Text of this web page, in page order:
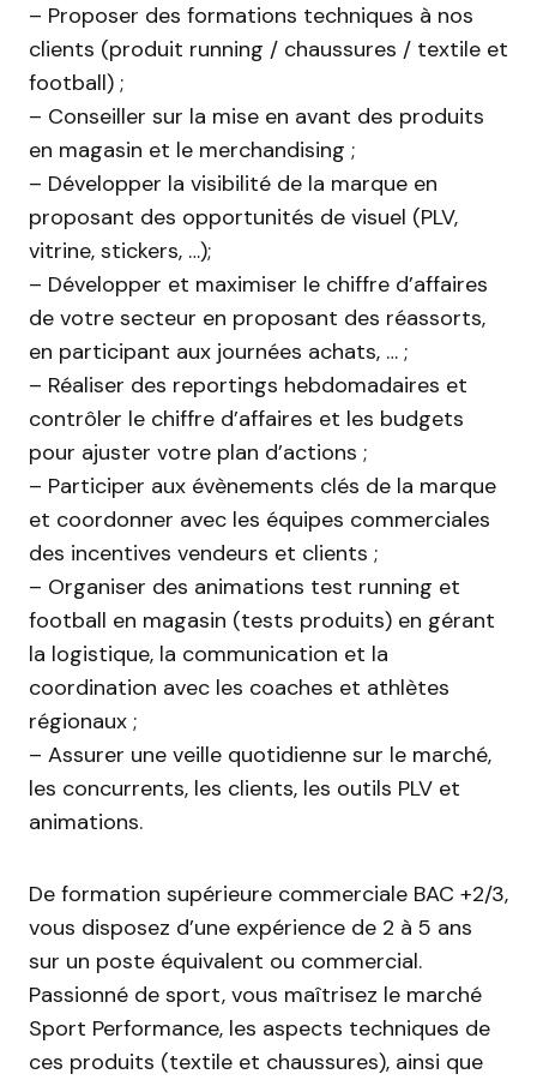
– Proposer des formations techniques à nos
clients (produit running / chaussures / textile et
football) ;
– Conseiller sur la mise en avant des produits
en magasin et le merchandising ;
– Développer la visibilité de la marque en
proposant des opportunités de visuel (PLV,
vitrine, stickers, …);
– Développer et maximiser le chiffre d’affaires
de votre secteur en proposant des réassorts,
en participant aux journées achats, … ;
– Réaliser des reportings hebdomadaires et
contrôler le chiffre d’affaires et les budgets
pour ajuster votre plan d’actions ;
– Participer aux évènements clés de la marque
et coordonner avec les équipes commerciales
des incentives vendeurs et clients ;
– Organiser des animations test running et
football en magasin (tests produits) en gérant
la logistique, la communication et la
coordination avec les coaches et athlètes
régionaux ;
– Assurer une veille quotidienne sur le marché,
les concurrents, les clients, les outils PLV et
animations.
De formation supérieure commerciale BAC +2/3,
vous disposez d’une expérience de 2 à 5 ans
sur un poste équivalent ou commercial.
Passionné de sport, vous maîtrisez le marché
Sport Performance, les aspects techniques de
ces produits (textile et chaussures), ainsi que